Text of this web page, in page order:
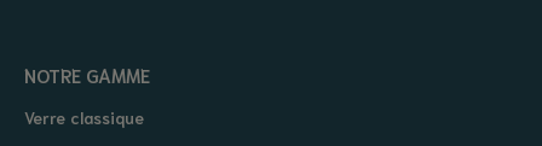
NOTRE GAMME
Verre classique